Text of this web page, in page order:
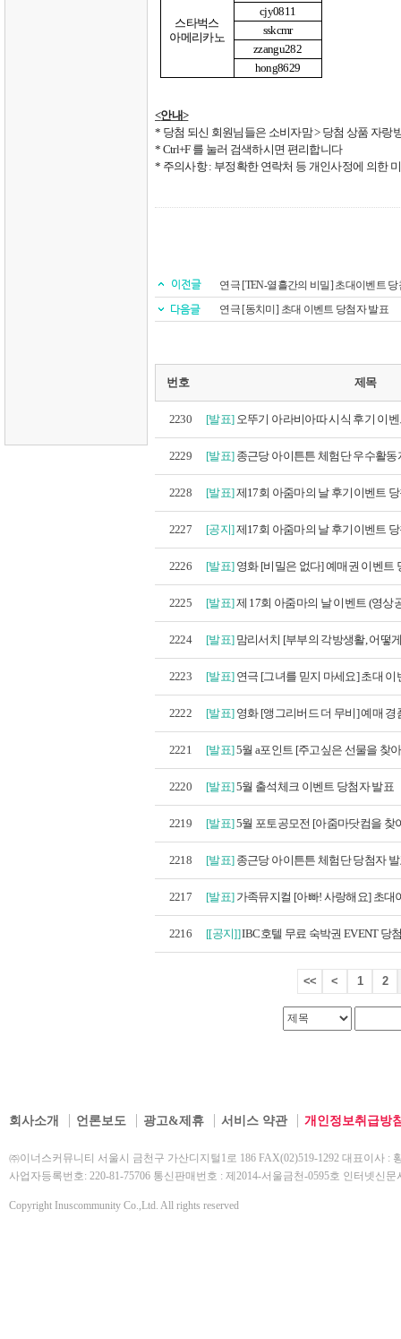
스타벅스
아메리카노
cjy0811
sskcmr
zzangu282
hong8629
<안내>
* 당첨 되신 회원님들은 소비자맘> 당첨 상품 자랑
* Ctrl+F 를 눌러 검색하시면 편리합니다
* 주의사항: 부정확한 연락처 등 개인사정에 의한
연극 [TEN-열흘간의 비밀] 초대이벤트
연극 [동치미] 초대 이벤트 당첨자 발표
번호 제목
2230 [발표] 오뚜기 아라비아따 시식 후기 이벤
2229 [발표] 종근당 아이튼튼 체험단 우수활동
2228 [발표]제17회 아줌마의 날 후기이벤트
2227 [공지]제17회 아줌마의 날 후기이벤트
2226 [발표] 영화 [비밀은 없다] 예매권 이벤트
2225 [발표]제 17회 아줌마의 날 이벤트 (영상
2224 [발표] 맘리서치 [부부의 각방생활, 어떻
2223 [발표] 연극 [그녀를 믿지 마세요] 초대 이
2222 [발표] 영화 [앵그리버드 더 무비] 예매 경
2221 [발표]5월 a포인트 [주고싶은 선물을 찾
2220 [발표]5월 출석체크 이벤트 당첨자 발표
2219 [발표]5월 포토공모전 [아줌마닷컴을 찾
2218 [발표] 종근당 아이튼튼 체험단 당첨자
2217 [발표] 가족뮤지컬 [아빠! 사랑해요] 초대
2216 [[공지]]IBC호텔 무료 숙박권 EVENT 당
<< < 1 2